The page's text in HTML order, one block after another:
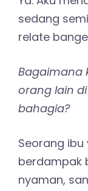
sedang
relate
Bagaimana
orang lain
bahagia?
Seorang
berdampak
nyaman,